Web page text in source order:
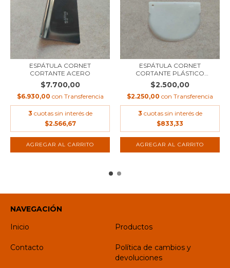
ESPÁTULA CORNET
CORTANTE ACERO
$7.700,00
$6.930,00 con Transferencia
3 cuotas sin interés de
$2.566,67
ESPÁTULA CORNET
CORTANTE PLÁSTICO
FLEXIB...
$2.500,00
$2.250,00 con Transferencia
3 cuotas sin interés de
$833,33
NAVEGACIÓN
Inicio
Productos
Contacto
Política de cambios y
devoluciones